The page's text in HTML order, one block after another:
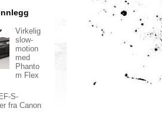
Virkelig
slow-
motion
med
Phanto
m Flex
S-
fra Canon